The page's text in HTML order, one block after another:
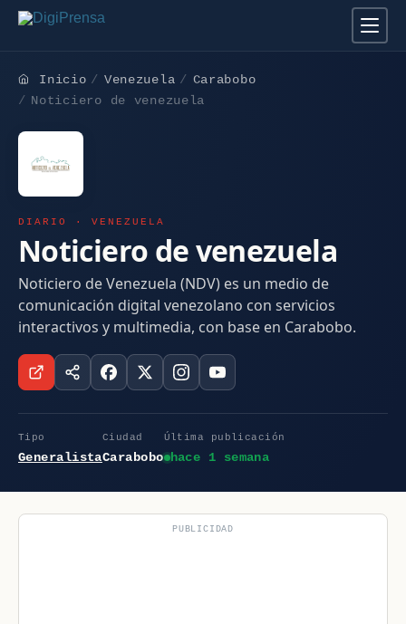
Inicio Venezuela
Carabobo
Noticiero de venezuela
DIARIO · VENEZUELA
Noticiero de venezuela
Noticiero de Venezuela (NDV) es un medio de
comunicación digital venezolano con servicios
interactivos y multimedia, con base en Carabobo.
Tipo
Generalista
Ciudad
Carabobo
Última publicación
hace 1 semana
PUBLICIDAD